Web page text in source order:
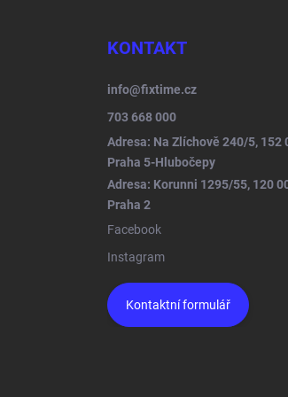
KONTAKT
info@fixtime.cz
703 668 000
Adresa: Na Zlíchově 240/5, 152
Praha 5-Hlubočepy
Adresa: Korunni 1295/55, 120
Praha 2
Facebook
Instagram
Kontaktní formulář